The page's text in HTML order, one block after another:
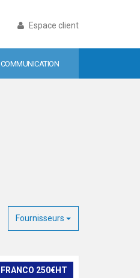
Espace client
COMMUNICATION
Fournisseurs
FRANCO 250€HT